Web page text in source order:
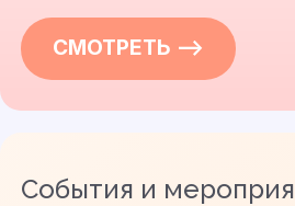
СМОТРЕТЬ —>
События и